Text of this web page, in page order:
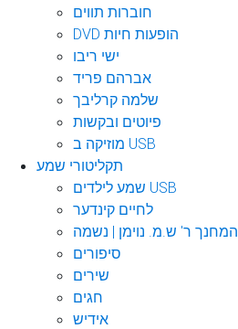
חוברות תווים
DVD הופעות חיות
ישי ריבו
אברהם פריד
שלמה קרליבך
פיוטים ובקשות
מוזיקה ב USB
תקליטורי שמע
שמע לילדים USB
לחיים קינדער
המחנך ר' ש.מ. נוימן | נשמה
סיפורים
שירים
חגים
אידיש